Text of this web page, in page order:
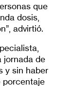
que
dosis,
advirtió.
jornada de
y sin haber
porcentaje